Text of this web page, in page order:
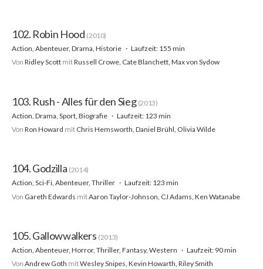
102. Robin Hood (2010)
Action, Abenteuer, Drama, Historie
Laufzeit: 155 min
Von Ridley Scott mitRussell Crowe, Cate Blanchett, Max von Sydow
103. Rush - Alles für den Sieg (2013)
Action, Drama, Sport, Biografie
Laufzeit: 123 min
Von Ron Howard mit Chris Hemsworth, Daniel Brühl, Olivia Wilde
104. Godzilla (2014)
Action, Sci-Fi, Abenteuer, Thriller
Laufzeit: 123 min
Von Gareth Edwards mitAaron Taylor-Johnson, CJ Adams, Ken Watanabe
105. Gallowwalkers (2013)
Action, Abenteuer, Horror, Thriller, Fantasy, Western
Laufzeit: 90 min
Von Andrew Goth mitWesley Snipes, Kevin Howarth, Riley Smith